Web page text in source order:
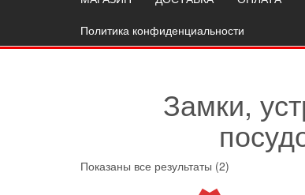
Политика конфиденциальности
Замки,
Показаны все результаты (2)